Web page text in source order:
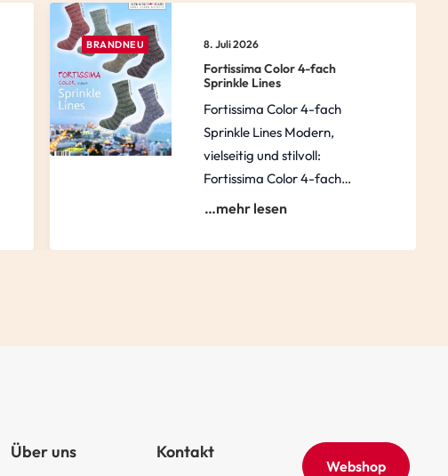
BRANDNEU 8. Juli 2026
Fortissima Color 4-fach
Sprinkle Lines
Fortissima Color 4-fach
Sprinkle Lines Modern,
vielseitig und stilvoll:
Fortissima Color 4-fach…
…mehr lesen
Über uns Kontakt
Webshop